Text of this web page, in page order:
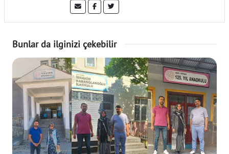
Bunlar da ilginizi çekebilir